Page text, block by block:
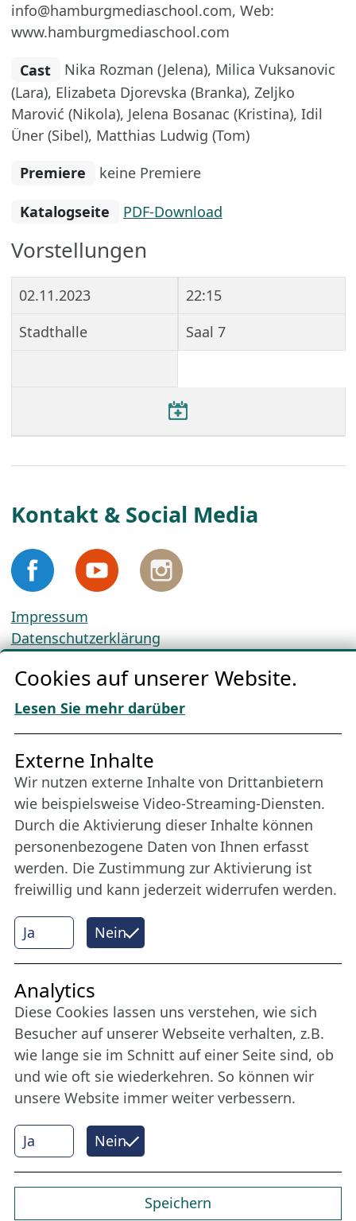
info@hamburgmediaschool.com, Web:
www.hamburgmediaschool.com
Cast
Nika Rozman (Jelena), Milica Vuksanovic
(Lara), Elizabeta Djorevska (Branka), Zeljko
Marović (Nikola), Jelena Bosanac (Kristina), Idil
Üner (Sibel), Matthias Ludwig (Tom)
Premiere
keine Premiere
Katalogseite PDF-Download
Vorstellungen
02.11.2023
22:15
Stadthalle
Saal 7
Kontakt & Social Media
Impressum
Datenschutzerklärung
AGBs
Download „Nordic Tango“
Freundes­kreis
Bleiben Sie uns das ganze Jahr über verbunden:
Werden Sie Freund der Nordischen Filmtage
Lübeck.
Mehr erfahren
Internet Partner
© 2026 Nordische Filmtage Lübeck
CONVOTIS Lübeck GmbH
Cookies auf unserer Website.
Lesen Sie mehr darüber
Ja Nein
Externe Inhalte
Wir nutzen externe Inhalte von Drittanbietern
wie beispielsweise Video-Streaming-Diensten.
Durch die Aktivierung dieser Inhalte können
personenbezogene Daten von Ihnen erfasst
werden. Die Zustimmung zur Aktivierung ist
freiwillig und kann jederzeit widerrufen werden.
Ja Nein
Analytics
Diese Cookies lassen uns verstehen, wie sich
Besucher auf unserer Webseite verhalten, z.B.
wie lange sie im Schnitt auf einer Seite sind, ob
und wie oft sie wiederkehren. So können wir
unsere Website immer weiter verbessern.
Speichern